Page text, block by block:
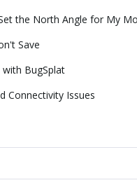
the North Angle for My
Save
BugSplat
Connectivity Issues